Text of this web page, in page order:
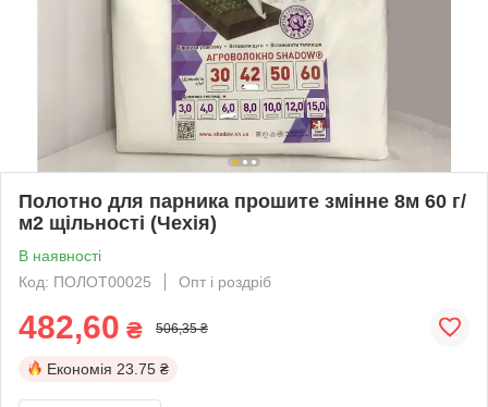
Полотно для парника прошите змінне 8м 60 г/
м2 щільності (Чехія)
В наявності
Код: ПОЛОТ00025
Опт і роздріб
482,60 ₴ 506,35 ₴
Економія 23.75 ₴